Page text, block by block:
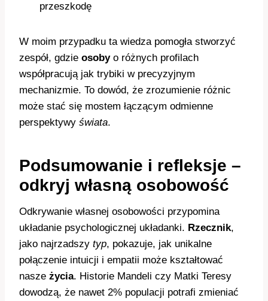
przeszkodę
W moim przypadku ta wiedza pomogła stworzyć
zespół, gdzie osobyo różnych profilach
współpracują jak trybiki w precyzyjnym
mechanizmie. To dowód, że zrozumienie różnic
może stać się mostem łączącym odmienne
perspektywy świata.
Podsumowanie i refleksje –
odkryj własną osobowość
Odkrywanie własnej osobowości przypomina
układanie psychologicznej układanki. Rzecznik,
jako najrzadszy typ, pokazuje, jak unikalne
połączenie intuicji i empatii może kształtować
nasze życia. Historie Mandeli czy Matki Teresy
dowodzą, że nawet 2% populacji potrafi zmieniać